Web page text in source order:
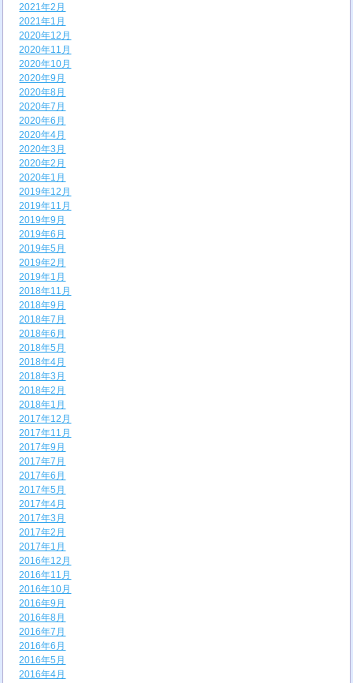
2021年2月
2021年1月
2020年12月
2020年11月
2020年10月
2020年9月
2020年8月
2020年7月
2020年6月
2020年4月
2020年3月
2020年2月
2020年1月
2019年12月
2019年11月
2019年9月
2019年6月
2019年5月
2019年2月
2019年1月
2018年11月
2018年9月
2018年7月
2018年6月
2018年5月
2018年4月
2018年3月
2018年2月
2018年1月
2017年12月
2017年11月
2017年9月
2017年7月
2017年6月
2017年5月
2017年4月
2017年3月
2017年2月
2017年1月
2016年12月
2016年11月
2016年10月
2016年9月
2016年8月
2016年7月
2016年6月
2016年5月
2016年4月